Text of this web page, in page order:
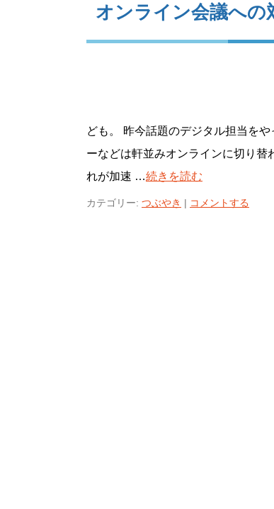
オンライン会議への
ども。 昨今話題のデジタル担当を
ーなどは軒並みオンラインに切り
れが加速 …続きを読む
カテゴリー: つぶやき | コメントする